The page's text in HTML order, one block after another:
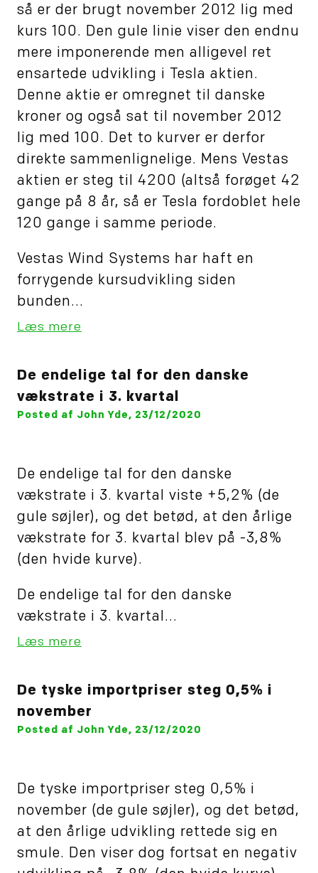
så er der brugt november 2012 lig med
kurs 100. Den gule linie viser den endnu
mere imponerende men alligevel ret
ensartede udvikling i Tesla aktien.
Denne aktie er omregnet til danske
kroner og også sat til november 2012
lig med 100. Det to kurver er derfor
direkte sammenlignelige. Mens Vestas
aktien er steg til 4200 (altså forøget 42
gange på 8 år, så er Tesla fordoblet hele
120 gange i samme periode.
Vestas Wind Systems har haft en
forrygende kursudvikling siden
bunden...
Læs mere
De endelige tal for den danske
vækstrate i 3. kvartal
Posted af John Yde, 23/12/2020
De endelige tal for den danske
vækstrate i 3. kvartal viste +5,2% (de
gule søjler), og det betød, at den årlige
vækstrate for 3. kvartal blev på -3,8%
(den hvide kurve).
De endelige tal for den danske
vækstrate i 3. kvartal...
Læs mere
De tyske importpriser steg 0,5% i
november
Posted af John Yde, 23/12/2020
De tyske importpriser steg 0,5% i
november (de gule søjler), og det betød,
at den årlige udvikling rettede sig en
smule. Den viser dog fortsat en negativ